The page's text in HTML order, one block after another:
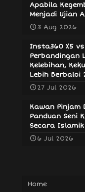
Apabila
Menjadi Ujian
3 Aug 2026
Insta360 X5
Perbandingan
Kelebihan,
Lebih Berbaloi
27 Jul 2026
Kawan Pinjam
Panduan Seni
Secara
6 Jul 2026
Home